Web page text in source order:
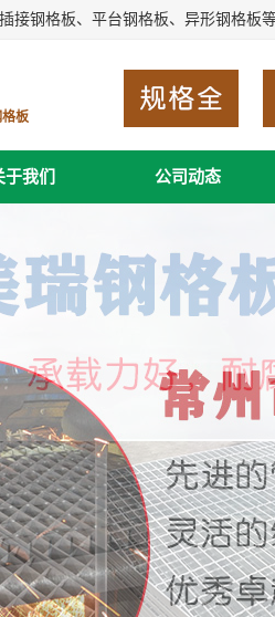
钢格板、平台钢格板、异形钢格板等
板
于我们 公司动态